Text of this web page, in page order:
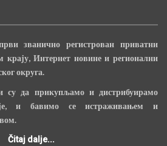
званично регистрован приватни
Интернет новине и регионални
округа.
да прикупљамо и дистрибуирамо
и бавимо се истраживањем и
Čitaj dalje...